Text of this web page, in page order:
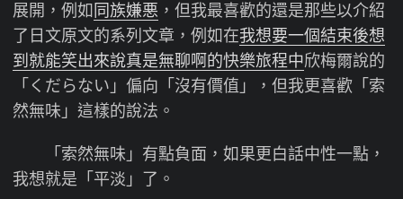
展開，例如 同族嫌悪 ，但我最喜歡的還是那些以介紹
了日文原文的系列文章，例如在我想要一個結束後想
到就能笑出來說真是無聊啊的快樂旅程中欣梅爾說的
「くだらない」偏向「沒有價值」，但我更喜歡「索
然無味」這樣的說法。
「索然無味」有點負面，如果更白話中性一點，
我想就是「平淡」了。